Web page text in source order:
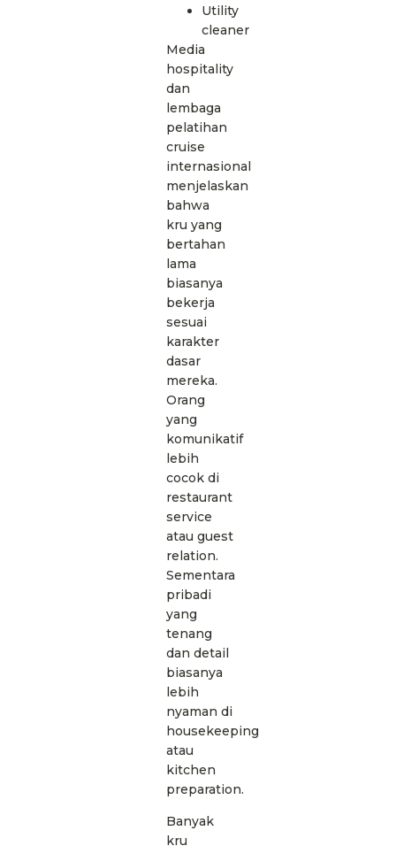
Utility
cleaner
Media
hospitality
dan
lembaga
pelatihan
cruise
internasional
menjelaskan
bahwa
kru yang
bertahan
lama
biasanya
bekerja
sesuai
karakter
dasar
mereka.
Orang
yang
komunikatif
lebih
cocok di
restaurant
service
atau guest
relation.
Sementara
pribadi
yang
tenang
dan detail
biasanya
lebih
nyaman di
housekeeping
atau
kitchen
preparation.
Banyak
kru